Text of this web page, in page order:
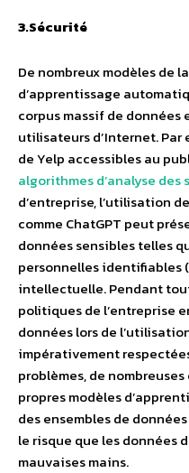
3.Sécurité
De nombreux modèles de
d’apprentissage
corpus massif de données
utilisateurs d’Internet. Par
de Yelp accessibles au
algorithmes d’analyse des
d’entreprise, l’utilisation
comme ChatGPT peut
données sensibles telles
personnelles identifiables
intellectuelle. Pendant
politiques de l’entreprise
données lors de
impérativement
problèmes, de
propres modèles
des ensembles de
le risque que les données
mauvaises mains.